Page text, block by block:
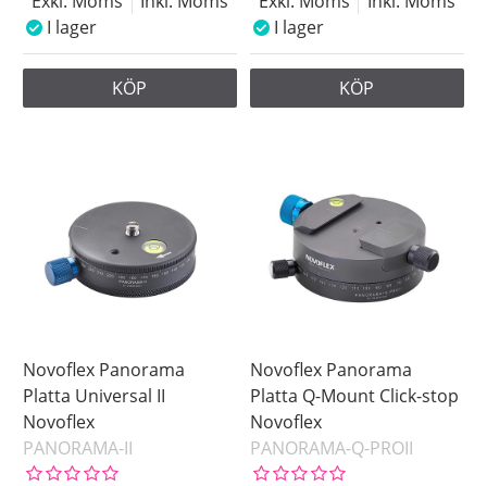
I lager
KÖP
I lager
KÖP
Novoflex Panorama
Platta Universal II
Novoflex
PANORAMA-II
Novoflex Panorama
Platta Q-Mount Click-stop
Novoflex
PANORAMA-Q-PROII